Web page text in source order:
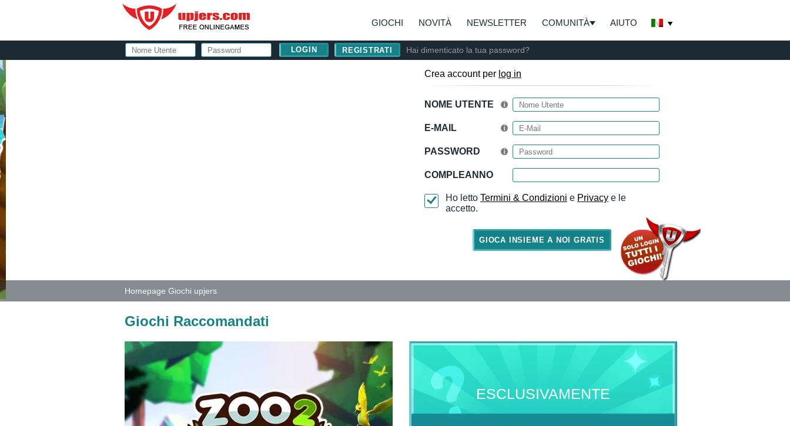
GIOCHI NOVITÀ NEWSLETTER COMUNITÀ AIUTO
REGISTRATI Hai dimenticato la tua password?
Crea account per log in
NOME UTENTE
E-MAIL
PASSWORD
COMPLEANNO
Ho letto Termini & Condizioni e Privacy e le
accetto.
Homepage Giochi upjers
Giochi Raccomandati
ESCLUSIVAMENTE